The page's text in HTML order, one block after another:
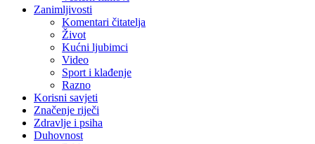
Zanimljivosti
Komentari čitatelja
Život
Kućni ljubimci
Video
Sport i klađenje
Razno
Korisni savjeti
Značenje riječi
Zdravlje i psiha
Duhovnost